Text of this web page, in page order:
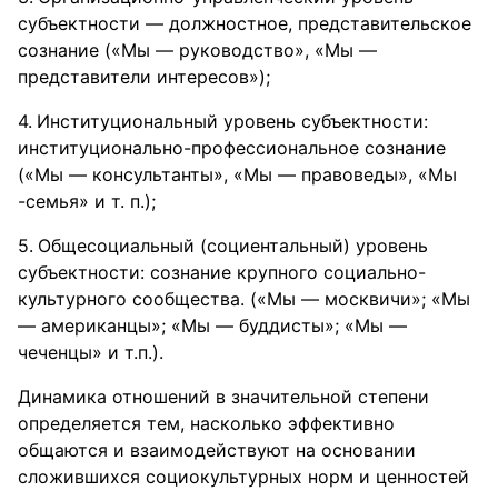
субъектности — должностное, представительское
сознание («Мы — руководство», «Мы —
представители интересов»);
Институциональный уровень субъектности:
институционально-профессиональное сознание
(«Мы — консультанты», «Мы — правоведы», «Мы
-семья» и т. п.);
Общесоциальный (социентальный) уровень
субъектности: сознание крупного социально-
культурного сообщества. («Мы — москвичи»; «Мы
— американцы»; «Мы — буддисты»; «Мы —
чеченцы» и т.п.).
Динамика отношений в значительной степени
определяется тем, насколько эффективно
общаются и взаимодействуют на основании
сложившихся социокультурных норм и ценностей